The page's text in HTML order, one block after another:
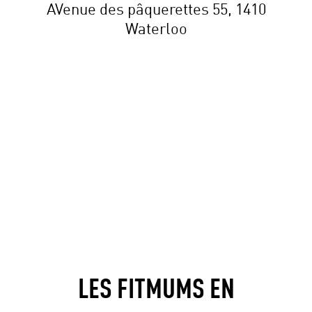
AVenue des pâquerettes 55, 1410
Waterloo
LES FITMUMS EN